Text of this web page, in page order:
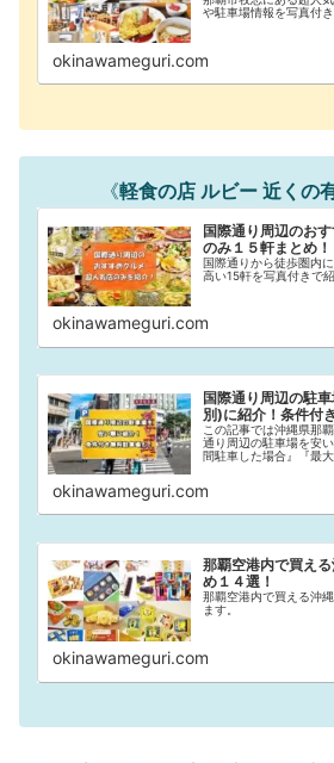
や駐車場情報を写真付
okinawameguri.com
《軽食の店 ルビー 近くの
国際通り周辺のお
のみ１５軒まとめ！
国際通りから徒歩圏内
高い15軒を写真付きで
okinawameguri.com
国際通り周辺の駐
別)に紹介！条件付
この記事では沖縄県那
通り周辺の駐車場を安
間駐車した場合』『最
で、国際通り観光の際
okinawameguri.com
那覇空港内で買え
め１４選！
那覇空港内で買える沖
ます。
okinawameguri.com